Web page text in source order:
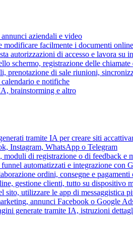
aziendali e video
modificare facilmente i documenti
autorizzazioni di accesso e lavora su
schermo, registrazione delle
prenotazione di sale riunioni,
e notifiche
brainstorming e altro
tramite IA per creare siti
Instagram, WhatsApp o Telegram
di registrazione o di feedback e
automatizzati e integrazione con
ordini, consegne e pagamenti
gestione clienti, tutto su dispositivo
utilizzare le app di messaggistica
annunci Facebook o Google
generate tramite IA, istruzioni